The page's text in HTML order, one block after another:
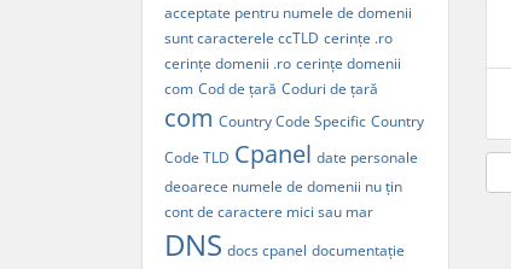
acceptate pentru numele de domenii
sunt caracterele ccTLD cerințe .ro
cerințe domenii .ro cerințe domenii
com Cod de țară Coduri de țară
com Country Code Specific Country
Code TLD Cpanel date personale
deoarece numele de domenii nu țin
cont de caractere mici sau mar
DNS docs cpanel documentație